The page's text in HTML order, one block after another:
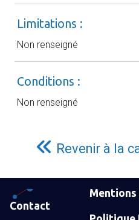
Limitations :
Non renseigné
Conditions :
Non renseigné
Revenir à la
Contact
Mentions